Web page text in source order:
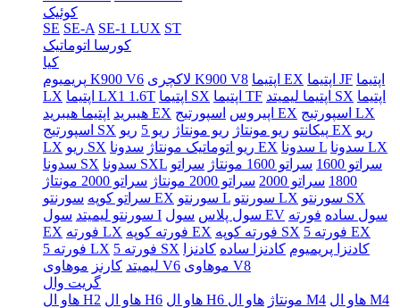
کوئیک
SE SE-A SE-1 LUX ST
کورسا اتوماتیک
کیا
پریمیوم K900 V6
لاکچری K900 V8 اپتیما EX اپتیما JF اپتیما
LX
اپتیما LX1 1.6T اپتیما SX اپتیما TF اپتیما لیمیتد SX اپتیما
هیبرید اپتیما هیبرید EX اپیروس اسپورتیج EX
اسپورتیج LX
اسپورتیج SX
پیکانتو ریو مونتاژ ریو مونتاژ ریو 5 ریو EX ریو
LX
ریو SX ریو اتوماتیک مونتاژ سدونا EX سدونا L
سدونا LX
سدونا SX
سدونا SXL سراتو 1600 سراتو 1600 مونتاژ
سراتو
1800 سراتو 2000 سراتو 2000 مونتاژ
سراتو 2000 مونتاژ
سراتو کوپه سورنتو EX سورنتو L سورنتو LX
سورنتو SX
سورنتو لیمیتد سول I سول پلاس سول EV سول ساده فورته
EX
فورته LX فورته کوپه EX فورته کوپه SX
فورته 5 EX
فورته 5 LX
فورته 5 SX کادنزا پریمیوم کادنزا ساده کادنزا
لیمیتد کارنز موهاوی V6
موهاوی V8
گریت وال
هاو ال H2
هاو ال H6 هاو ال H6 مونتاژ هاو ال M4 هاو ال M4